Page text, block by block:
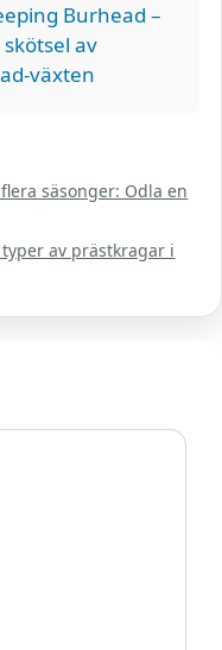
Burhead –
av
växten
säsonger: Odla en
av prästkragar i